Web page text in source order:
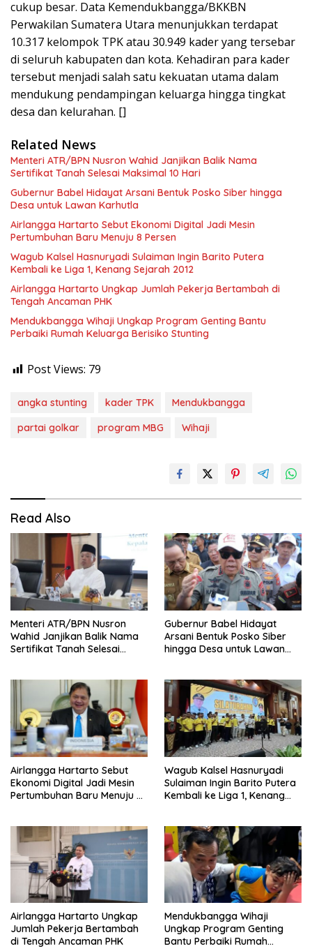
cukup besar. Data Kemendukbangga/BKKBN
Perwakilan Sumatera Utara menunjukkan terdapat
10.317 kelompok TPK atau 30.949 kader yang tersebar
di seluruh kabupaten dan kota. Kehadiran para kader
tersebut menjadi salah satu kekuatan utama dalam
mendukung pendampingan keluarga hingga tingkat
desa dan kelurahan. []
Related News
Menteri ATR/BPN Nusron Wahid Janjikan Balik Nama
Sertifikat Tanah Selesai Maksimal 10 Hari
Gubernur Babel Hidayat Arsani Bentuk Posko Siber hingga
Desa untuk Lawan Karhutla
Airlangga Hartarto Sebut Ekonomi Digital Jadi Mesin
Pertumbuhan Baru Menuju 8 Persen
Wagub Kalsel Hasnuryadi Sulaiman Ingin Barito Putera
Kembali ke Liga 1, Kenang Sejarah 2012
Airlangga Hartarto Ungkap Jumlah Pekerja Bertambah di
Tengah Ancaman PHK
Mendukbangga Wihaji Ungkap Program Genting Bantu
Perbaiki Rumah Keluarga Berisiko Stunting
Post Views: 79
angka stunting kader TPK
Mendukbangga
partai golkar
program MBG Wihaji
Read Also
Menteri ATR/BPN Nusron
Wahid Janjikan Balik Nama
Sertifikat Tanah Selesai
Gubernur Babel Hidayat
Arsani Bentuk Posko Siber
hingga Desa untuk Lawan
Airlangga Hartarto Sebut
Ekonomi Digital Jadi Mesin
Pertumbuhan Baru Menuju 8
Wagub Kalsel Hasnuryadi
Sulaiman Ingin Barito Putera
Kembali ke Liga 1, Kenang
Airlangga Hartarto Ungkap
Jumlah Pekerja Bertambah
di Tengah Ancaman PHK
Mendukbangga Wihaji
Ungkap Program Genting
Bantu Perbaiki Rumah